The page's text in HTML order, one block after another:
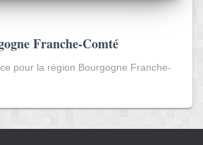
Franche-Comté
pour la région Bourgogne Franche-